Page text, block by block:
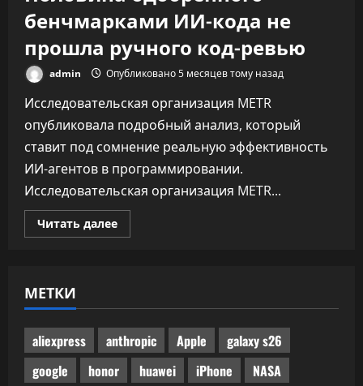
бенчмарками ИИ-кода не
прошла ручного код-ревью
admin Опубликовано 5 месяцев тому назад
Исследовательская организация METR
опубликовала подробный анализ, который
ставит под сомнение реальную эффективность
ИИ-агентов в программировании.
Исследовательская организация METR...
Читать далееПрочитать
больше
не
прошла
ручного
код-
ревью
МЕТКИ
aliexpress anthropic Apple
galaxy s26
google
honor huawei iPhone
NASA